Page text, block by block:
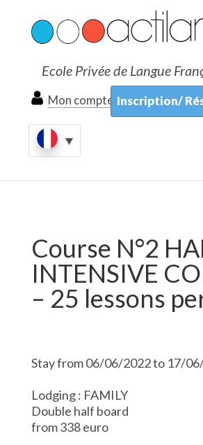
Ecole Privée de Langue
Mon compte Inscription/
Course N°2
INTENSIVE
– 25 lessons
Stay from 06/06/2022 to 17/
Lodging : FAMILY
Double half board
from 338 euro